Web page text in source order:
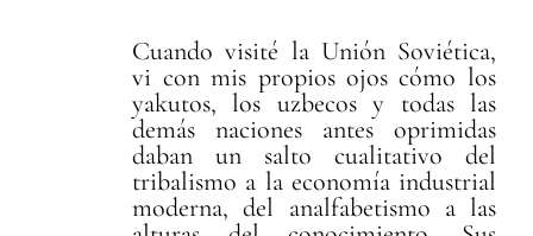
Cuando visité la Unión Soviética,
vi con mis propios ojos cómo los
yakutos, los uzbecos y todas las
demás naciones antes oprimidas
daban un salto cualitativo del
tribalismo a la economía industrial
moderna, del analfabetismo a las